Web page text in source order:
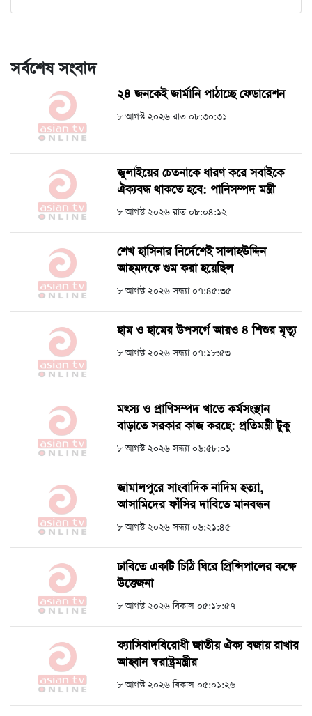
সর্বশেষ সংবাদ
২৪ জনকেই জার্মানি পাঠাচ্ছে ফেডারেশন
৮ আগস্ট ২০২৬ রাত ০৮:৩০:৩১
জুলাইয়ের চেতনাকে ধারণ করে সবাইকে
ঐক্যবদ্ধ থাকতে হবে: পানিসম্পদ মন্ত্রী
৮ আগস্ট ২০২৬ রাত ০৮:০৪:১২
শেখ হাসিনার নির্দেশেই সালাহউদ্দিন
আহমদকে গুম করা হয়েছিল
৮ আগস্ট ২০২৬ সন্ধ্যা ০৭:৪৫:৩৫
হাম ও হামের উপসর্গে আরও ৪ শিশুর মৃত্যু
৮ আগস্ট ২০২৬ সন্ধ্যা ০৭:১৮:৫৩
মৎস্য ও প্রাণিসম্পদ খাতে কর্মসংস্থান
বাড়াতে সরকার কাজ করছে: প্রতিমন্ত্রী টুকু
৮ আগস্ট ২০২৬ সন্ধ্যা ০৬:৫৮:০১
জামালপুরে সাংবাদিক নাদিম হত্যা,
আসামিদের ফাঁসির দাবিতে মানবন্ধন
৮ আগস্ট ২০২৬ সন্ধ্যা ০৬:২১:৪৫
ঢাবিতে একটি চিঠি ঘিরে প্রিন্সিপালের কক্ষে
উত্তেজনা
৮ আগস্ট ২০২৬ বিকাল ০৫:১৮:৫৭
ফ্যাসিবাদবিরোধী জাতীয় ঐক্য বজায় রাখার
আহ্বান স্বরাষ্ট্রমন্ত্রীর
৮ আগস্ট ২০২৬ বিকাল ০৫:০১:২৬